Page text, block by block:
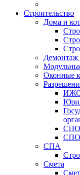
Строительство
Дома и
Демонтаж
Оконные
СПА
Смета